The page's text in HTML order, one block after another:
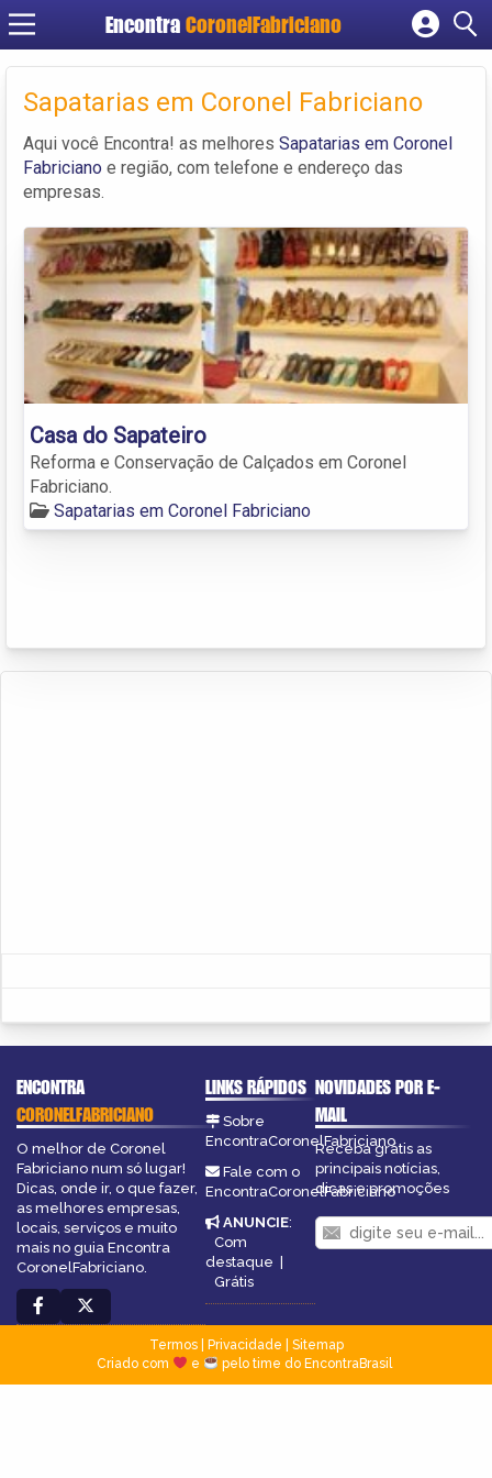
Encontra CoronelFabriciano
Cadastrar empresa
Criar conta
Sapatarias em Coronel Fabriciano
Aqui você Encontra! as melhores Sapatarias em Coronel
Fabriciano e região, com telefone e endereço das
empresas.
Casa do Sapateiro
Reforma e Conservação de Calçados em Coronel
Fabriciano.
Sapatarias em Coronel Fabriciano
ENCONTRA
CORONELFABRICIANO
O melhor de Coronel
Fabriciano num só lugar!
Dicas, onde ir, o que fazer,
as melhores empresas,
locais, serviços e muito
mais no guia Encontra
CoronelFabriciano.
LINKS RÁPIDOS
Sobre
EncontraCoronelFabriciano
Fale com o
EncontraCoronelFabriciano
ANUNCIE:
Com
destaque |
Grátis
NOVIDADES POR E-
MAIL
Receba grátis as
principais notícias,
dicas e promoções
Termos| Privacidade
Sitemap
Criado com
e pelo time do EncontraBrasil